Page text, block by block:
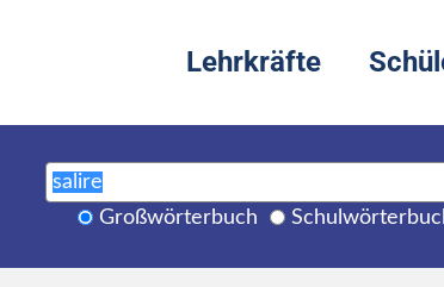
Lehrkräfte
Großwörterbuch